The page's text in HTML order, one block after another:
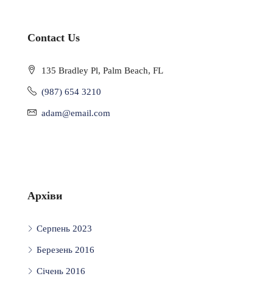
Contact Us
135 Bradley Pl, Palm Beach, FL
(987) 654 3210
adam@email.com
Архіви
Серпень 2023
Березень 2016
Січень 2016